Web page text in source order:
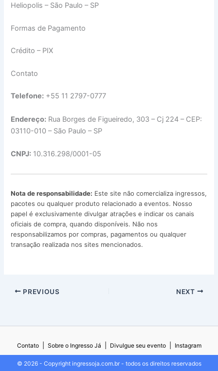
Heliopolis – São Paulo – SP
Formas de Pagamento
Crédito – PIX
Contato
Telefone: +55 11 2797-0777
Endereço: Rua Borges de Figueiredo, 303 – Cj 224 – CEP:
03110-010 – São Paulo – SP
CNPJ: 10.316.298/0001-05
Nota de responsabilidade: Este site não comercializa ingressos,
pacotes ou qualquer produto relacionado a eventos. Nosso
papel é exclusivamente divulgar atrações e indicar os canais
oficiais de compra, quando disponíveis. Não nos
responsabilizamos por compras, pagamentos ou qualquer
transação realizada nos sites mencionados.
PREVIOUS NEXT
Contato Sobre o Ingresso Já Divulgue seu evento Instagram
© 2026 - Copyright ingressoja.com.br - todos os direitos reservados